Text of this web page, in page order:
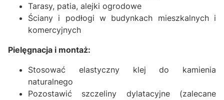
Tarasy, patia, alejki ogrodowe
Ściany i podłogi w budynkach mieszkalnych i
komercyjnych
Pielęgnacja i montaż:
Stosować elastyczny klej do kamienia
naturalnego
Pozostawić szczeliny dylatacyjne (zalecane